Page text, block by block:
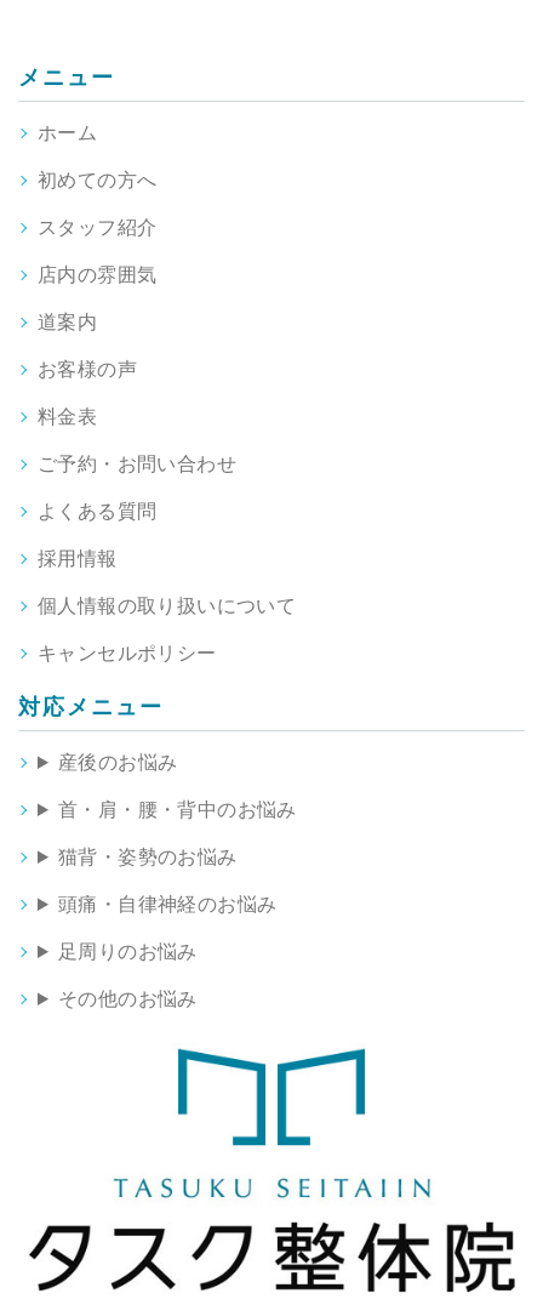
メニュー
ホーム
初めての方へ
スタッフ紹介
店内の雰囲気
道案内
お客様の声
料金表
ご予約・お問い合わせ
よくある質問
採用情報
個人情報の取り扱いについて
キャンセルポリシー
対応メニュー
産後のお悩み
首・肩・腰・背中のお悩み
猫背・姿勢のお悩み
頭痛・自律神経のお悩み
足周りのお悩み
その他のお悩み